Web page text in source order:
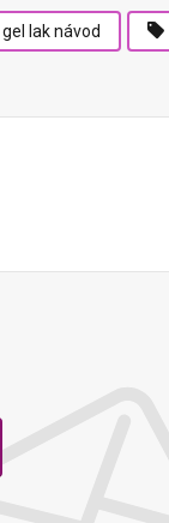
gel lak návod